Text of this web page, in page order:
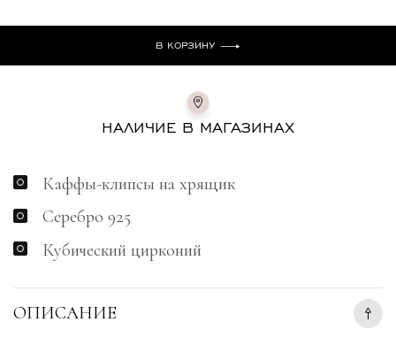
Каффы-клипсы на хрящик
Серебро 925
Кубический цирконий
В КОРЗИНУ
НАЛИЧИЕ В МАГАЗИНАХ
ОПИСАНИЕ